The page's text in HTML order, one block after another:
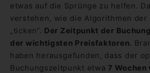
etwas auf die Sprünge zu helfen.
verstehen, wie die Algorithmen der
„ticken“. Der Zeitpunkt der
der wichtigsten Preisfaktoren.
haben herausgefunden, dass der
Buchungszeitpunkt etwa 7 Wochen